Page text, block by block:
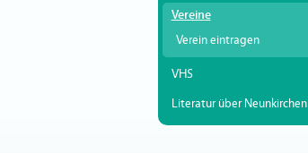
Vereine
Verein eintragen
VHS
Literatur über Neunkirchen